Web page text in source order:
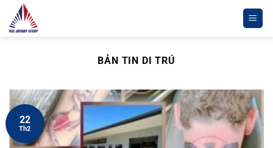
Chuyển
đến
BẢN TIN DI TRÚ
22
Th2